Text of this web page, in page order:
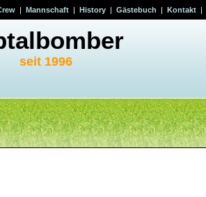
| Mannschaft| History| Gästebuch | Kontakt|
seit 1996